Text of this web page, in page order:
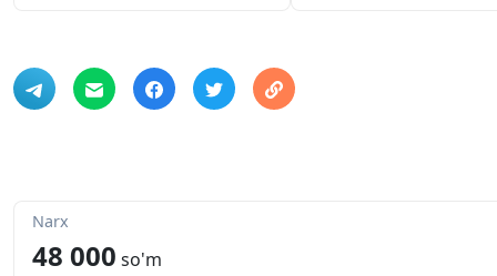
Narx
48 000 so'm